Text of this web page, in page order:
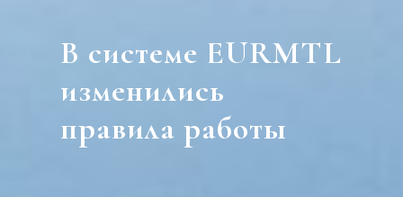
В системе EURMTL
изменились
правила работы